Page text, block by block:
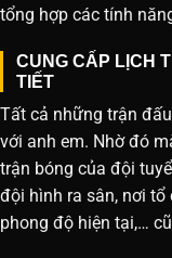
tổng hợp các tính
CUNG CẤP LỊCH
TIẾT
Tất cả những trận
với anh em. Nhờ đó
trận bóng của đội
đội hình ra sân, nơi
phong độ hiện tại,…